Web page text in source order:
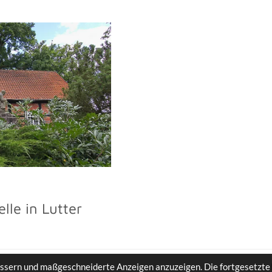
und maßgeschneiderte Anzeigen anzuzeigen. Die
in Lutter